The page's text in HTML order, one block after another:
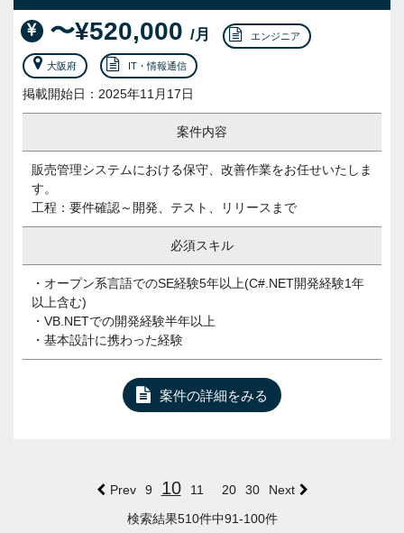
〜¥520,000 /月 エンジニア
大阪府 IT・情報通信
掲載開始日：2025年11月17日
案件内容
販売管理システムにおける保守、改善作業をお任せいたしま
す。
工程：要件確認～開発、テスト、リリースまで
必須スキル
・オープン系言語でのSE経験5年以上(C#.NET開発経験1年
以上含む)
・VB.NETでの開発経験半年以上
・基本設計に携わった経験
案件の詳細をみる
Prev 9 10 11 20 30 Next
検索結果510件中91-100件